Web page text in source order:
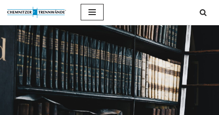
Zum
Inhalt
springen